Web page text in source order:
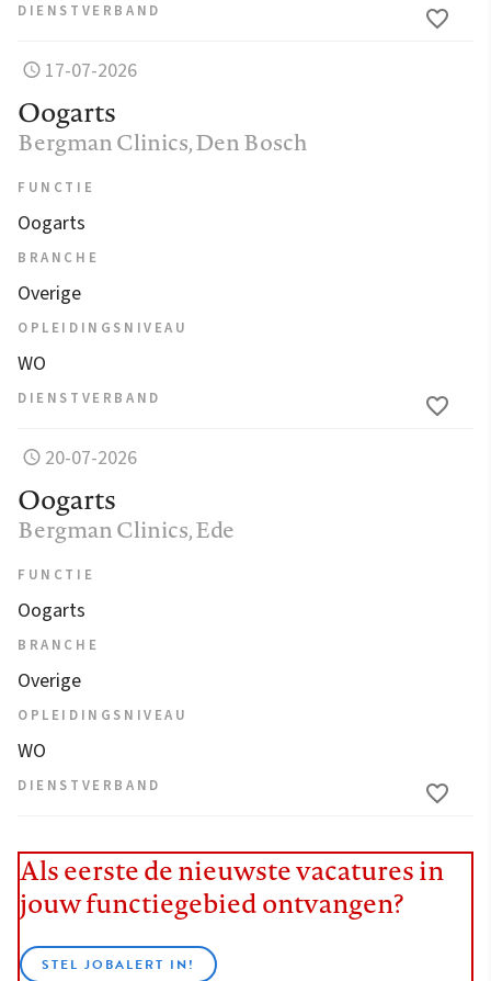
DIENSTVERBAND
17-07-2026
Oogarts
Bergman Clinics, Den Bosch
FUNCTIE
Oogarts
BRANCHE
Overige
OPLEIDINGSNIVEAU
WO
DIENSTVERBAND
20-07-2026
Oogarts
Bergman Clinics, Ede
FUNCTIE
Oogarts
BRANCHE
Overige
OPLEIDINGSNIVEAU
WO
DIENSTVERBAND
Als eerste de nieuwste vacatures in
jouw functiegebied ontvangen?
STEL JOBALERT IN!